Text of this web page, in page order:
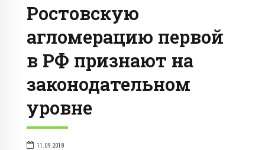
Ростовскую
агломерацию первой
в РФ признают на
законодательном
уровне
11.09.2018